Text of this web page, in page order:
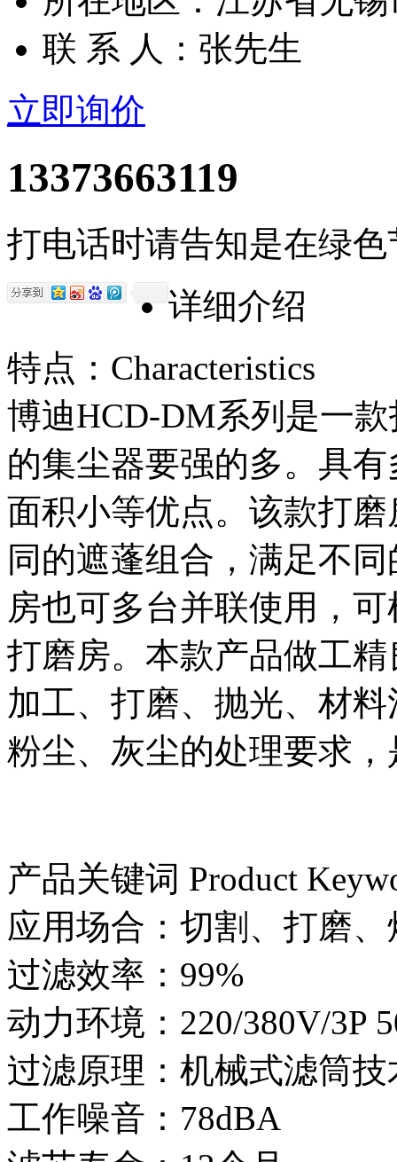
联 系 人：张先生
立即询价
13373663119
打电话时请告知是在绿
详细介绍
特点：Characteristics
博迪HCD-DM系列是一
的集尘器要强的多。具
面积小等优点。该款打
同的遮蓬组合，满足不
房也可多台并联使用，
打磨房。本款产品做工
加工、打磨、抛光、材
粉尘、灰尘的处理要求
产品关键词 Product
应用场合：切割、打磨
过滤效率：99%
动力环境：220/380V/3P
过滤原理：机械式滤筒技
工作噪音：78dBA